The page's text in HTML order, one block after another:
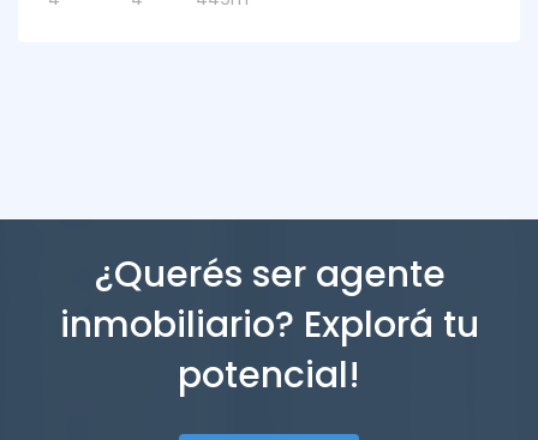
¿Querés ser agente
inmobiliario? Explorá tu
potencial!